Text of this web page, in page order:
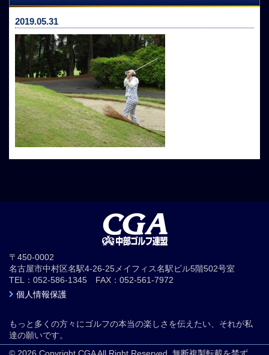
2019.05.31
〒450-0002
名古屋市中村区名駅4-26-25メイフィス名駅ビル5階502号室
TEL：052-586-1345 FAX：052-561-7972
個人情報保護
もっと多くの方々にゴルフの本当の楽しさを伝えたい、それが私
達の願いです。